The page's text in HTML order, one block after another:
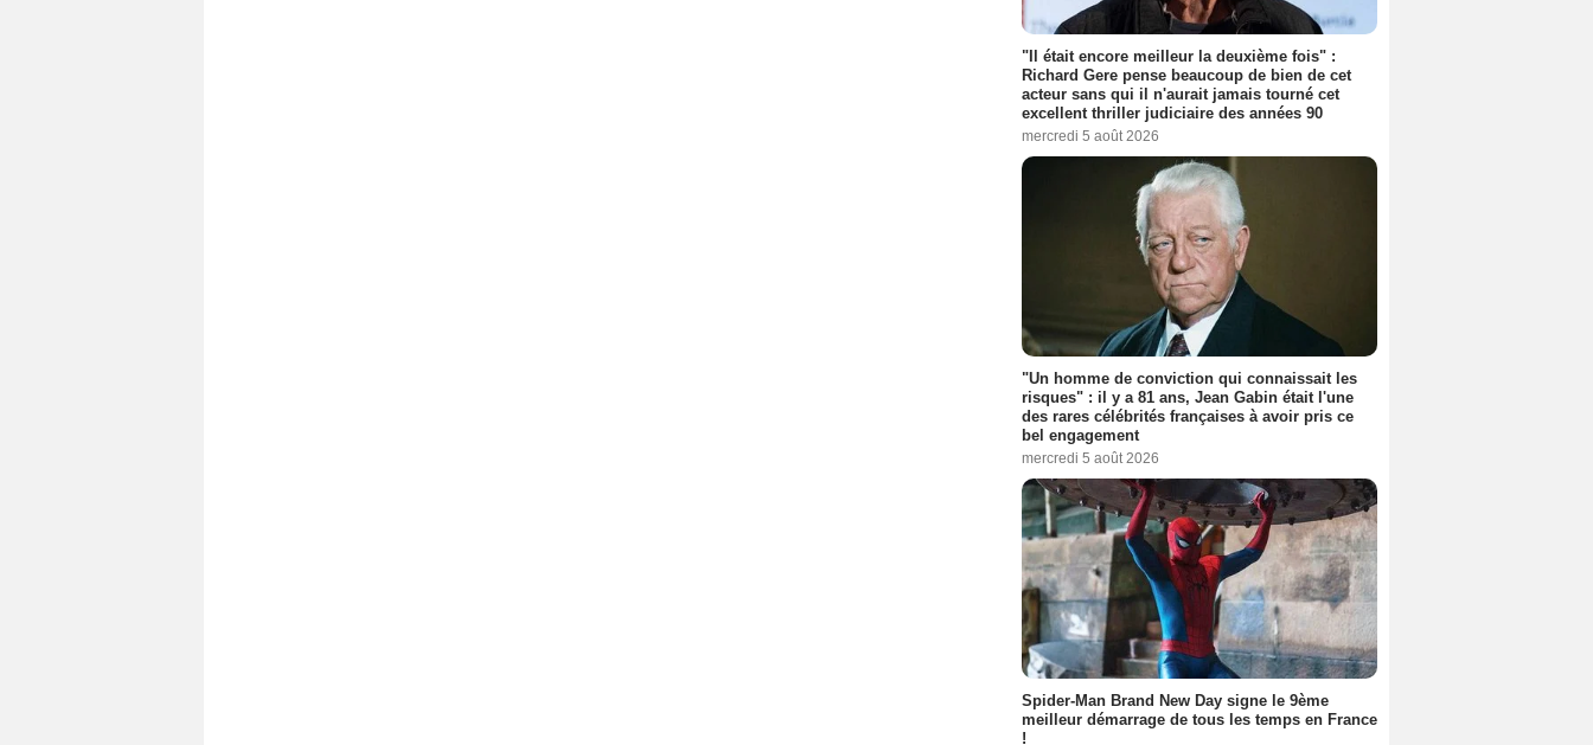
"Il était encore meilleur la deuxième fois" :
Richard Gere pense beaucoup de bien de cet
acteur sans qui il n'aurait jamais tourné cet
excellent thriller judiciaire des années 90
mercredi 5 août 2026
"Un homme de conviction qui connaissait les
risques" : il y a 81 ans, Jean Gabin était l'une
des rares célébrités françaises à avoir pris ce
bel engagement
mercredi 5 août 2026
Spider-Man Brand New Day signe le 9ème
meilleur démarrage de tous les temps en France
!